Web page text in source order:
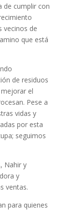
de cumplir con
vecinos de
que está
de residuos
el
Pese a
vidas y
por esta
seguimos
Nahir y
y
ventas.
para quienes